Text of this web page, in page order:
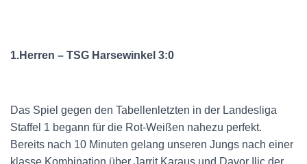
1.Herren – TSG Harsewinkel 3:0
Das Spiel gegen den Tabellenletzten in der Landesliga
Staffel 1 begann für die Rot-Weißen nahezu perfekt.
Bereits nach 10 Minuten gelang unseren Jungs nach einer
klasse Kombination über Jarrit Karaus und Davor Ilic der